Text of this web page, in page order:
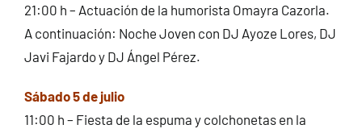
21:00 h – Actuación de la humorista Omayra Cazorla.
A continuación: Noche Joven con DJ Ayoze Lores, DJ
Javi Fajardo y DJ Ángel Pérez.
Sábado 5 de julio
11:00 h – Fiesta de la espuma y colchonetas en la